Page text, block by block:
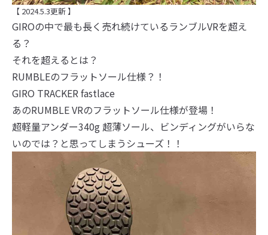
【 2024.5.3更新 】
GIROの中で最も長く売れ続けているランブルVRを超え
る？
それを超えるとは？
RUMBLEのフラットソール仕様？！
GIRO TRACKER fastlace
あのRUMBLE VRのフラットソール仕様が登場！
超軽量アンダー340g 超薄ソール、ビンディングがいらな
いのでは？と思ってしまうシューズ！！